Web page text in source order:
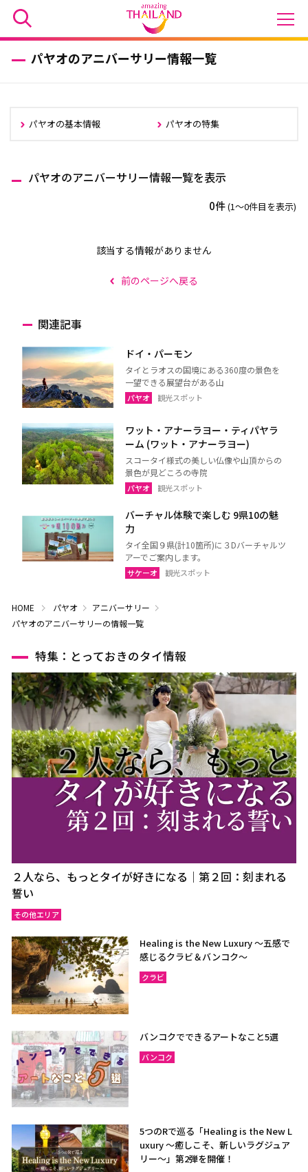
パヤオのアニバーサリー情報一覧
パヤオの基本情報 パヤオの特集
パヤオのアニバーサリー情報一覧を表示
0件(1〜0件目を表示)
該当する情報がありません
前のページへ戻る
関連記事
ドイ・パーモン
タイとラオスの国境にある360度の景色を
一望できる展望台がある山
パヤオ 観光スポット
ワット・アナーラヨー・ティパヤラ
ーム (ワット・アナーラヨー)
スコータイ様式の美しい仏像や山頂からの
景色が見どころの寺院
パヤオ 観光スポット
バーチャル体験で楽しむ 9県10の魅
力
タイ全国９県(計10箇所)に３Dバーチャルツ
アーでご案内します。
サケーオ 観光スポット
HOME パヤオ
アニバーサリー
パヤオのアニバーサリーの情報一覧
特集：とっておきのタイ情報
２人なら、もっとタイが好きになる｜第２回：刻まれる
誓い
その他エリア
Healing is the New Luxury ～五感で
感じるクラビ＆バンコク～
クラビ
バンコクでできるアートなこと5選
バンコク
5つのRで巡る「Healing is the New L
uxury ～癒しこそ、新しいラグジュア
リー〜」第2弾を開催！